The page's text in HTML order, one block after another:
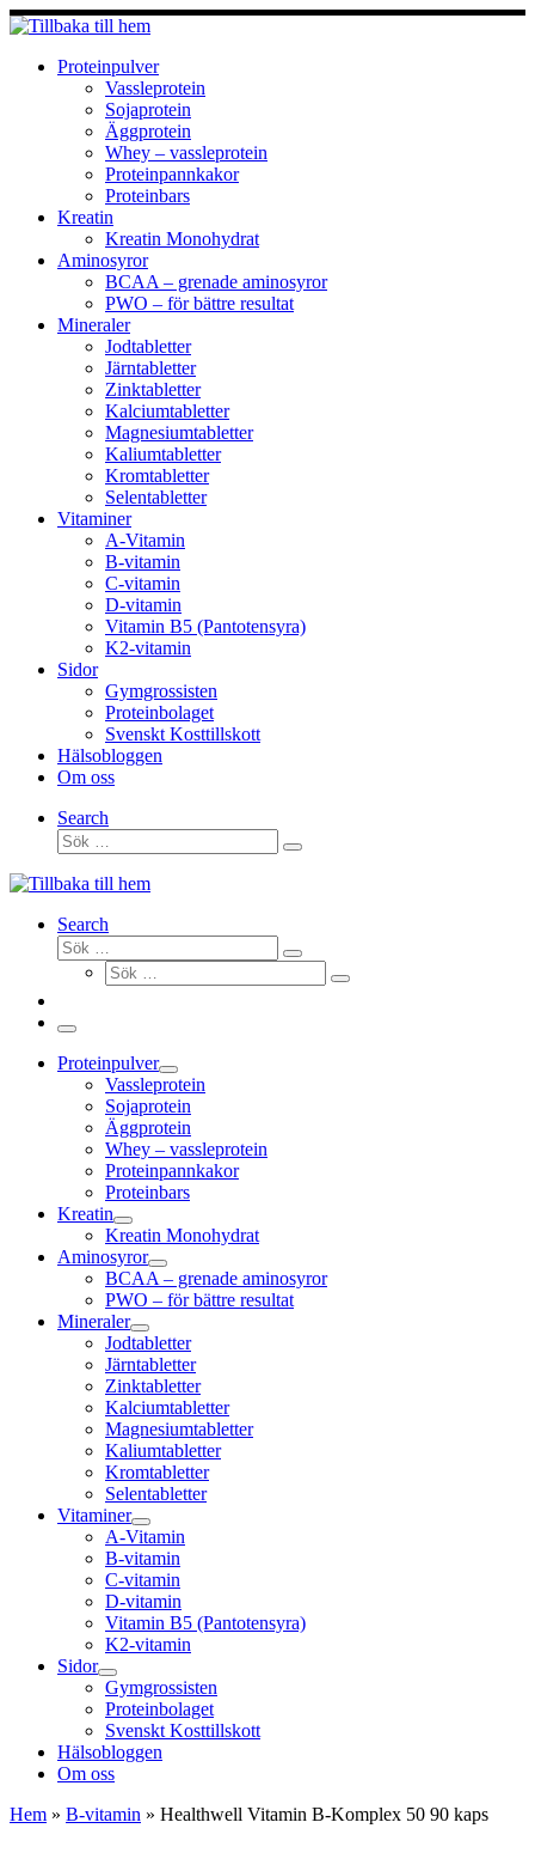
Hoppa
till
innehållProteinpulver
Vassleprotein
Sojaprotein
Äggprotein
Whey – vassleprotein
Proteinpannkakor
Proteinbars
Kreatin
Kreatin Monohydrat
Aminosyror
BCAA – grenade aminosyror
PWO – för bättre resultat
Mineraler
Jodtabletter
Järntabletter
Zinktabletter
Kalciumtabletter
Magnesiumtabletter
Kaliumtabletter
Kromtabletter
Selentabletter
Vitaminer
A-Vitamin
B-vitamin
C-vitamin
D-vitamin
Vitamin B5 (Pantotensyra)
K2-vitamin
Sidor
Gymgrossisten
Proteinbolaget
Svenskt Kosttillskott
Hälsobloggen
Om oss
Search
Sök
Sök
Search
Sök
Sök
Sök
Sök
Meny
Proteinpulver
Vassleprotein
Sojaprotein
Äggprotein
Whey – vassleprotein
Proteinpannkakor
Proteinbars
Kreatin
Kreatin Monohydrat
Aminosyror
BCAA – grenade aminosyror
PWO – för bättre resultat
Mineraler
Jodtabletter
Järntabletter
Zinktabletter
Kalciumtabletter
Magnesiumtabletter
Kaliumtabletter
Kromtabletter
Selentabletter
Vitaminer
A-Vitamin
B-vitamin
C-vitamin
D-vitamin
Vitamin B5 (Pantotensyra)
K2-vitamin
Sidor
Gymgrossisten
Proteinbolaget
Svenskt Kosttillskott
Hälsobloggen
Om oss
Hem » B-vitamin » Healthwell Vitamin B-Komplex 50 90 kaps